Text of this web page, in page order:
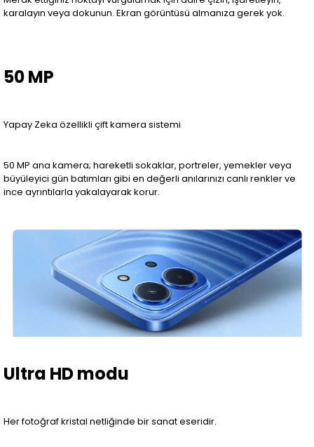
karalayın veya dokunun. Ekran görüntüsü almanıza gerek yok.
50 MP
Yapay Zeka özellikli çift kamera sistemi
50 MP ana kamera; hareketli sokaklar, portreler, yemekler veya
büyüleyici gün batımları gibi en değerli anılarınızı canlı renkler ve
ince ayrıntılarla yakalayarak korur.
Ultra HD modu
Her fotoğraf kristal netliğinde bir sanat eseridir.